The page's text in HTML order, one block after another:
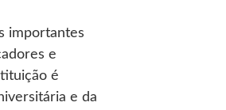
importantes
e
é
e da